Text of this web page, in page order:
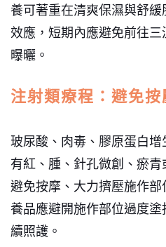
養可著重在清爽保濕與舒
效應，短期內應避免前往
曝曬。
注射類療程：避免
玻尿酸、肉毒、膠原蛋白
有紅、腫、針孔微創、瘀
避免按摩、大力擠壓施作
養品應避開施作部位過度
續照護。